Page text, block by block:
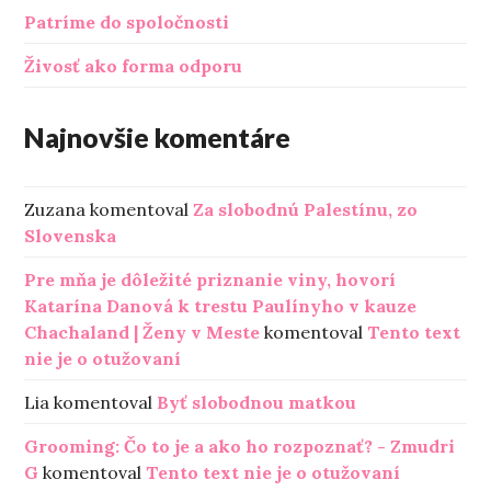
Patríme do spoločnosti
Živosť ako forma odporu
Najnovšie komentáre
Zuzana komentoval Za slobodnú Palestínu, zo
Slovenska
Pre mňa je dôležité priznanie viny, hovorí
Katarína Danová k trestu Paulínyho v kauze
Chachaland | Ženy v Meste komentoval Tento text
nie je o otužovaní
Lia komentoval Byť slobodnou matkou
Grooming: Čo to je a ako ho rozpoznať? - Zmudri
G komentoval Tento text nie je o otužovaní